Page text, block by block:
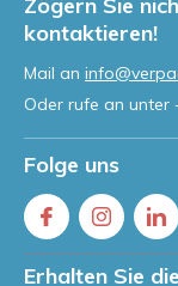
kontaktieren!
Mail an
Oder rufe an unter
Folge uns
Erhalten Sie